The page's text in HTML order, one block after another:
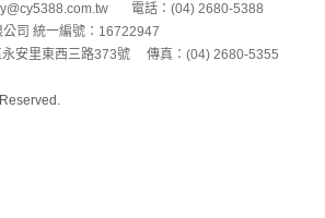
電話：(04) 2680-5388
司 統一編號：16722947
永安里東西三路373號 傳真：(04) 2680-5355